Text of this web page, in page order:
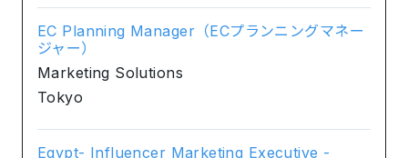
EC Planning Manager（ECプランニングマネー
ジャー）
Marketing Solutions
Tokyo
Egypt- Influencer Marketing Executive -